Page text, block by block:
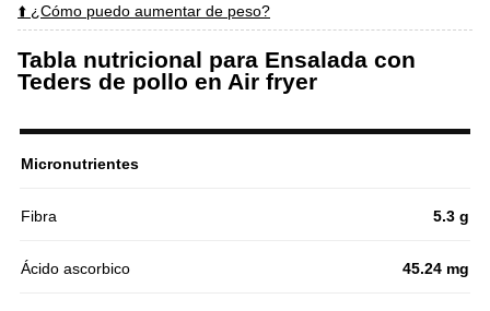
⬆️ ¿Cómo puedo aumentar de peso?
Tabla nutricional para Ensalada con
Teders de pollo en Air fryer
Micronutrientes
Fibra 5.3 g
Ácido ascorbico 45.24 mg